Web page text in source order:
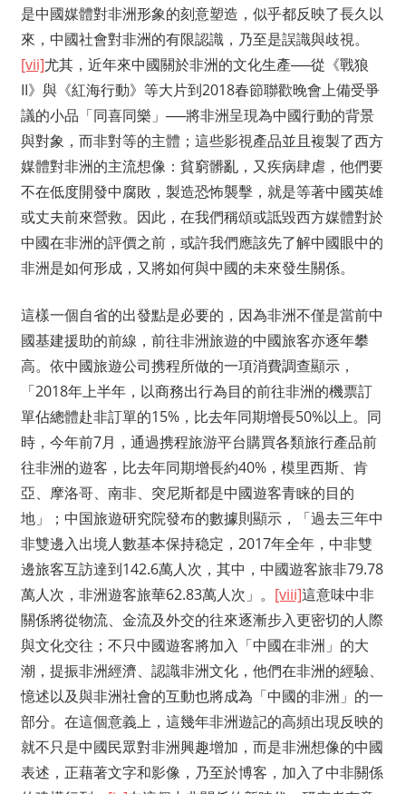
是中國媒體對非洲形象的刻意塑造，似乎都反映了長久以
來，中國社會對非洲的有限認識，乃至是誤識與歧視。
[vii]尤其，近年來中國關於非洲的文化生產──從《戰狼
II》與《紅海行動》等大片到2018春節聯歡晚會上備受爭
議的小品「同喜同樂」──將非洲呈現為中國行動的背景
與對象，而非對等的主體；這些影視產品並且複製了西方
媒體對非洲的主流想像：貧窮髒亂，又疾病肆虐，他們要
不在低度開發中腐敗，製造恐怖襲擊，就是等著中國英雄
或丈夫前來營救。因此，在我們稱頌或詆毀西方媒體對於
中國在非洲的評價之前，或許我們應該先了解中國眼中的
非洲是如何形成，又將如何與中國的未來發生關係。
這樣一個自省的出發點是必要的，因為非洲不僅是當前中
國基建援助的前線，前往非洲旅遊的中國旅客亦逐年攀
高。依中國旅遊公司携程所做的一項消費調查顯示，
「2018年上半年，以商務出行為目的前往非洲的機票訂
單佔總體赴非訂單的15%，比去年同期增長50%以上。同
時，今年前7月，通過携程旅游平台購買各類旅行產品前
往非洲的遊客，比去年同期增長約40%，模里西斯、肯
亞、摩洛哥、南非、突尼斯都是中國遊客青睐的目的
地」；中国旅遊研究院發布的數據則顯示，「過去三年中
非雙邊入出境人數基本保持稳定，2017年全年，中非雙
邊旅客互訪達到142.6萬人次，其中，中國遊客旅非79.78
萬人次，非洲遊客旅華62.83萬人次」。 [viii]這意味中非
關係將從物流、金流及外交的往來逐漸步入更密切的人際
與文化交往；不只中國遊客將加入「中國在非洲」的大
潮，提振非洲經濟、認識非洲文化，他們在非洲的經驗、
憶述以及與非洲社會的互動也將成為「中國的非洲」的一
部分。在這個意義上，這幾年非洲遊記的高頻出現反映的
就不只是中國民眾對非洲興趣增加，而是非洲想像的中國
表述，正藉著文字和影像，乃至於博客，加入了中非關係